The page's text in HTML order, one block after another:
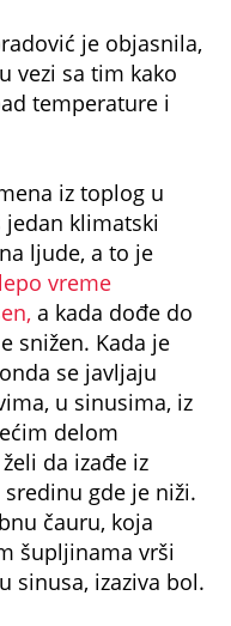
je objasnila,
vezi sa tim kako
temperature i
iz toplog u
klimatski
ljude, a to je
vreme
a kada dođe do
snižen. Kada je
se javljaju
u sinusima, iz
delom
da izađe iz
gde je niži.
čauru, koja
šupljinama vrši
sinusa, izaziva bol.